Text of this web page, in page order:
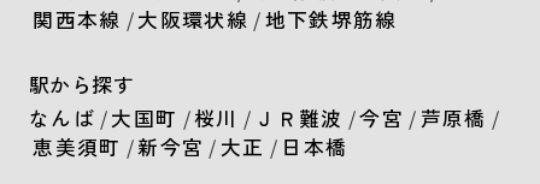
関西本線 /大阪環状線 /地下鉄堺筋線
駅から探す
なんば /大国町 /桜川 / ＪＲ難波 /今宮 / 芦原橋 /
恵美須町 /新今宮 / 大正 / 日本橋